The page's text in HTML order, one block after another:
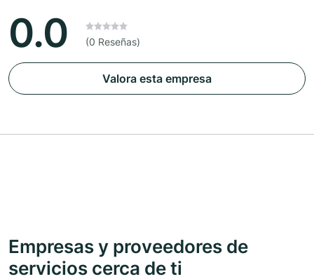
0.0 (0 Reseñas)
Valora esta empresa
Empresas y proveedores de
servicios cerca de ti